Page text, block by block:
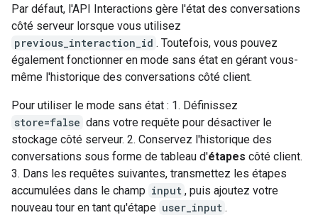
Par défaut, l'API Interactions gère l'état des conversations
côté serveur lorsque vous utilisez
previous_interaction_id . Toutefois, vous pouvez
également fonctionner en mode sans état en gérant vous-
même l'historique des conversations côté client.
Pour utiliser le mode sans état : 1. Définissez
store=false dans votre requête pour désactiver le
stockage côté serveur. 2. Conservez l'historique des
conversations sous forme de tableau d'étapes côté client.
3. Dans les requêtes suivantes, transmettez les étapes
accumulées dans le champ input , puis ajoutez votre
nouveau tour en tant qu'étape user_input .